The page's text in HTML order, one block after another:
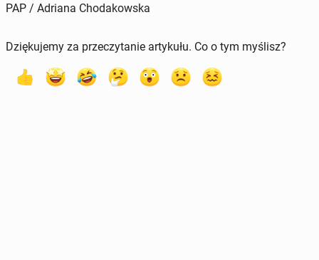
PAP / Adriana Chodakowska
Dziękujemy za przeczytanie artykułu. Co o tym myślisz?